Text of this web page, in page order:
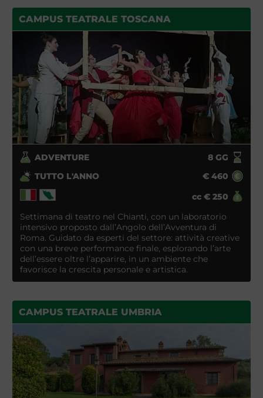
CAMPUS TEATRALE TOSCANA
ADVENTURE 8GG
TUTTO L'ANNO
€ 460
cc € 250
Settimana di teatro nel Chianti, con un laboratorio
intensivo proposto dall’Angolo dell’Avventura di
Roma. Guidato da esperti del settore: attività creative
con una breve performance finale, esplorando l’arte
dell’essere oltre l’apparire, in un ambiente che
favorisce la crescita personale e artistica.
CAMPUS TEATRALE UMBRIA